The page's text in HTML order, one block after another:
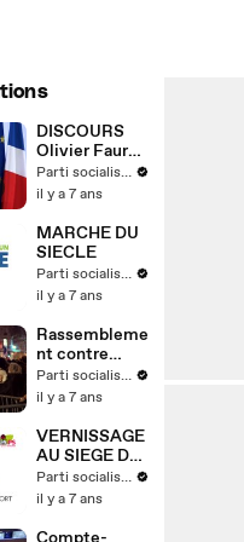
DISCOURS
Olivier Faure
16 MARS 2019
Parti socialiste
il y a 7 ans
MARCHE DU
SIECLE
Parti socialiste
il y a 7 ans
Rassembleme
nt contre
l'antisémitis
me
Parti socialiste
il y a 7 ans
VERNISSAGE
AU SIEGE DU
PARTI
SOCIALISTE
Parti socialiste
il y a 7 ans